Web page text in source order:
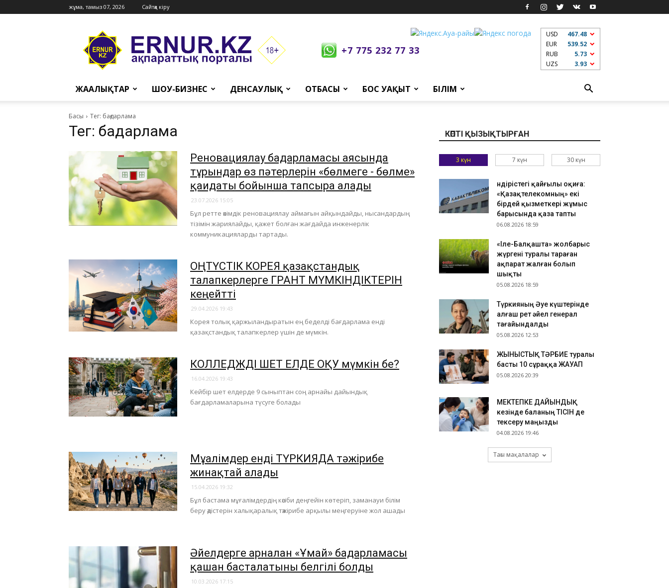
жұма, тамыз 07, 2026 Сайтқа кіру
Ernur
Press
+7 775 232 77 33
USD
467.48
EUR
539.52
RUB
5.73
UZS
3.93
ЖАҢАЛЫҚТАР ШОУ-БИЗНЕС ДЕНСАУЛЫҚ ОТБАСЫ БОС УАҚЫТ БІЛІМ
Басы Тег: бағдарлама
Тег: бағдарлама
Реновациялау бағдарламасы аясында
тұрғындар өз пәтерлерін «бөлмеге - бөлме»
қағидаты бойынша тапсыра алады
23.07.2026 15:05
Бұл ретте әкімдік реновациялау аймағын айқындайды, нысандардың
тізімін жариялайды, қажет болған жағдайда инженерлік
коммуникацияларды тартады.
ОҢТҮСТІК КОРЕЯ қазақстандық
талапкерлерге ГРАНТ МҮМКІНДІКТЕРІН
кеңейтті
29.04.2026 19:43
Корея толық қаржыландыратын ең беделді бағдарлама енді
қазақстандық талапкерлер үшін де мүмкін.
КОЛЛЕДЖДІ ШЕТ ЕЛДЕ ОҚУ мүмкін бе?
16.04.2026 19:43
Кейбір шет елдерде 9 сыныптан соң арнайы дайындық
бағдарламаларына түсуге болады
Мұғалімдер енді ТҮРКИЯДА тәжірибе
жинақтай алады
15.04.2026 19:32
Бұл бастама мұғалімдердің кәсіби деңгейін көтеріп, заманауи білім
беру әдістерін халықаралық тәжірибе арқылы меңгеруіне жол ашады
Әйелдерге арналған «Ұмай» бағдарламасы
қашан басталатыны белгілі болды
10.03.2026 17:15
КӨПТІ ҚЫЗЫҚТЫРҒАН
3 күн 7 күн 30 күн
Өндірістегі қайғылы оқиға:
«Қазақтелекомның» екі
бірдей қызметкері жұмыс
барысында қаза тапты
06.08.2026 18:59
«Іле-Балқашта» жолбарыс
жүргені туралы тараған
ақпарат жалған болып
шықты
05.08.2026 18:59
Түркияның Әуе күштерінде
алғаш рет әйел генерал
тағайындалды
05.08.2026 12:53
ЖЫНЫСТЫҚ ТӘРБИЕ туралы
басты 10 сұраққа ЖАУАП
05.08.2026 20:39
МЕКТЕПКЕ ДАЙЫНДЫҚ
кезінде баланың ТІСІН де
тексеру маңызды
04.08.2026 19:46
Тағы мақалалар